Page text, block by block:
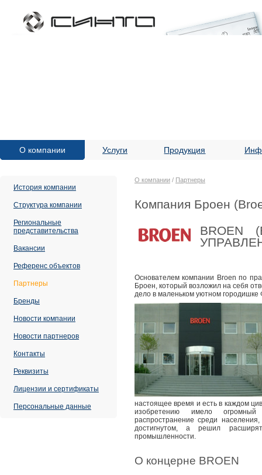
О компании Услуги Продукция
История компании
Структура компании
Региональные
представительства
Вакансии
Референс объектов
Партнеры
Бренды
Новости компании
Новости партнеров
Контакты
Реквизиты
Лицензии и сертификаты
Персональные данные
О компании / Партнеры
Компания Броен
Основателем компании Broen по
Броен, который возложил на себя
дело в маленьком уютном городишке
настоящее время и есть в каждом
изобретению имело
распространение среди
достигнутом, а решил
промышленности.
О концерне BROEN